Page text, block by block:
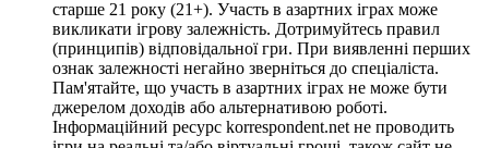
старше 21 року (21+). Участь в азартних іграх може
викликати ігрову залежність. Дотримуйтесь правил
(принципів) відповідальної гри. При виявленні перших
ознак залежності негайно зверніться до спеціаліста.
Пам'ятайте, що участь в азартних іграх не може бути
джерелом доходів або альтернативою роботі.
Інформаційний ресурс korrespondent.net не проводить